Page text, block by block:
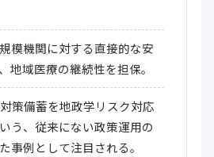
模機関に対する直接的な安
地域医療の継続性を担保。
策備蓄を地政学リスク対応
う、従来にない政策運用の
事例として注目される。